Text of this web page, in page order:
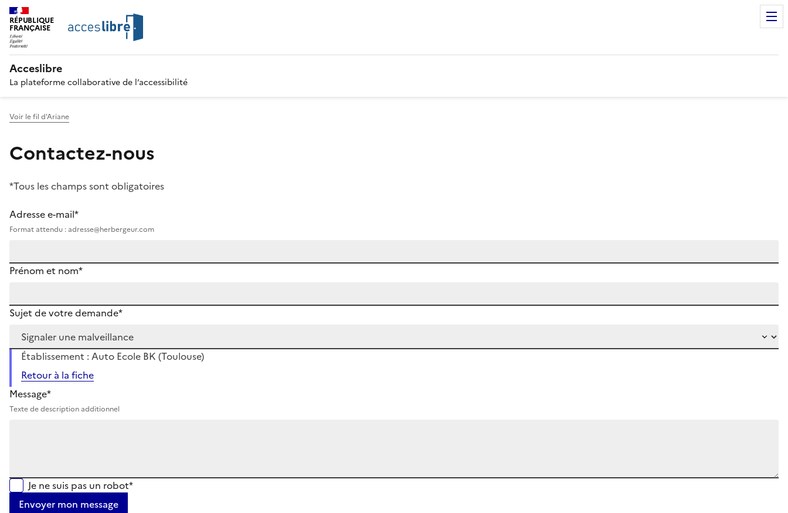
RÉPUBLIQUE
FRANÇAISE
Acceslibre
La plateforme collaborative de l’accessibilité
Voir le fil d'Ariane
Contactez-nous
*Tous les champs sont obligatoires
Adresse e-mail*
Format attendu : adresse@herbergeur.com
Prénom et nom*
Sujet de votre demande*
Établissement : Auto Ecole BK (Toulouse)
Retour à la fiche
Message*
Texte de description additionnel
Je ne suis pas un robot*
Envoyer mon message